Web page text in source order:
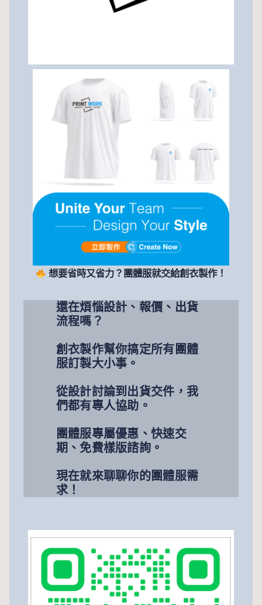
想要省時又省力？團體服就交給創衣製作！
還在煩惱設計、報價、出貨
流程嗎？
創衣製作幫你搞定所有團體
服訂製大小事。
從設計討論到出貨交件，我
們都有專人協助。
團體服專屬優惠、快速交
期、免費樣版諮詢。
現在就來聊聊你的團體服需
求！